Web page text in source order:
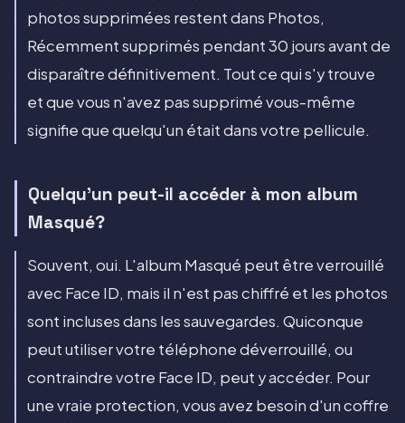
photos supprimées restent dans Photos,
Récemment supprimés pendant 30 jours avant de
disparaître définitivement. Tout ce qui s'y trouve
et que vous n'avez pas supprimé vous-même
signifie que quelqu'un était dans votre pellicule.
Quelqu'un peut-il accéder à mon album
Masqué?
Souvent, oui. L'album Masqué peut être verrouillé
avec Face ID, mais il n'est pas chiffré et les photos
sont incluses dans les sauvegardes. Quiconque
peut utiliser votre téléphone déverrouillé, ou
contraindre votre Face ID, peut y accéder. Pour
une vraie protection, vous avez besoin d'un coffre